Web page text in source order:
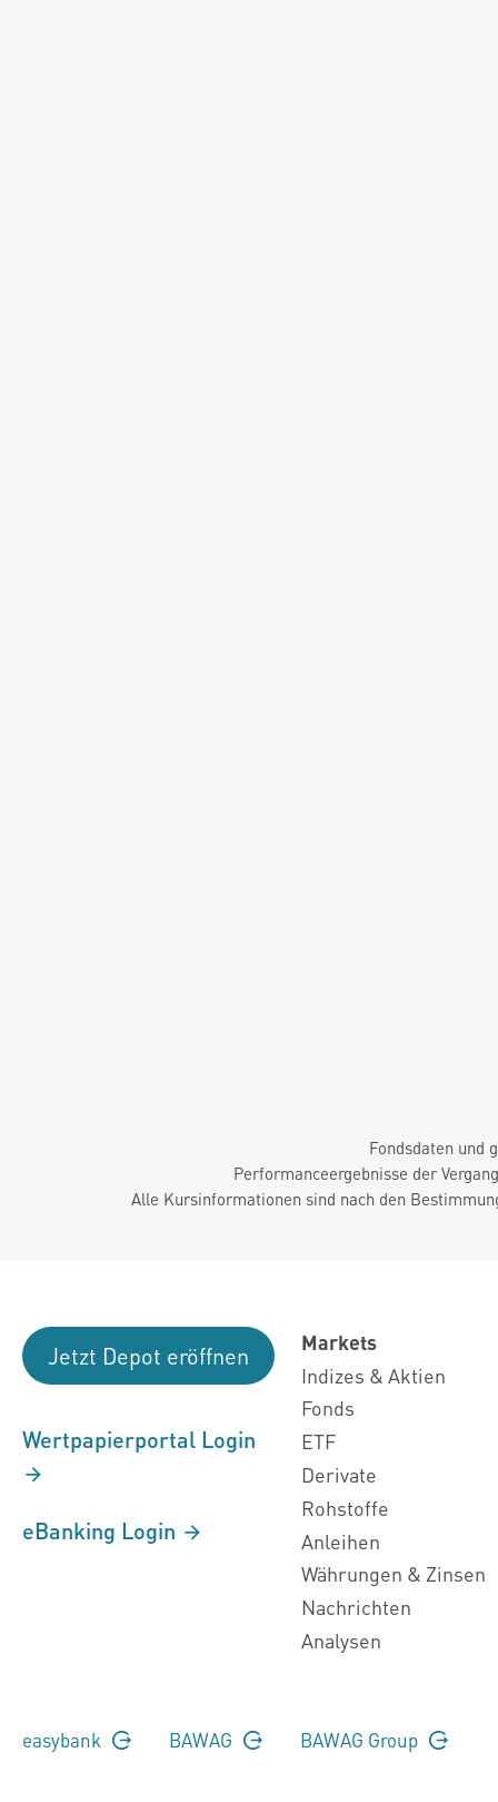
Fondsdaten und
Performanceergebnisse der
Alle Kursinformationen sind nach den
Jetzt Depot eröffnen
Wertpapierportal Login
eBanking Login
Markets
Indizes & Aktien
Fonds
ETF
Derivate
Rohstoffe
Anleihen
Währungen & Zinsen
Nachrichten
Analysen
easybank BAWAG BAWAG Group